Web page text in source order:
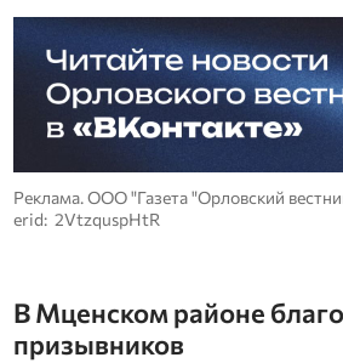
Реклама. ООО "Газета "Орловский
erid: 2VtzquspHtR
В Мценском районе
призывников